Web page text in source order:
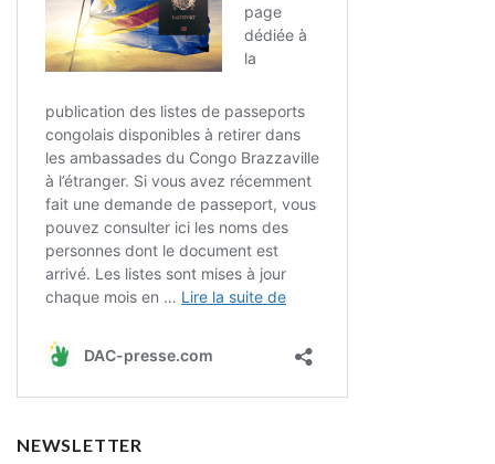
NEWSLETTER